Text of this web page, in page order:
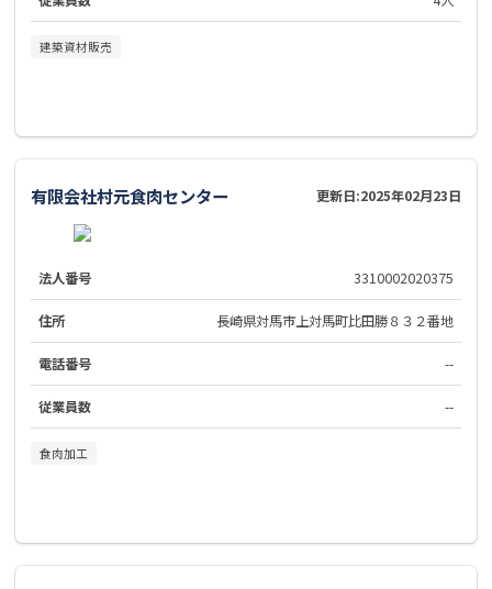
建築資材販売
有限会社村元食肉センター 更新日:2025年02月23日
法人番号 3310002020375
住所 長崎県対馬市上対馬町比田勝８３２番地
電話番号 --
従業員数 --
食肉加工